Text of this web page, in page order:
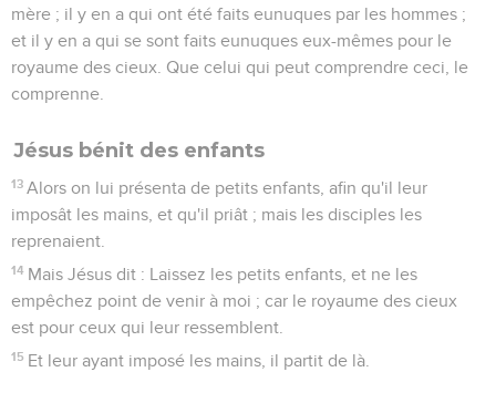
mère ; il y en a qui ont été faits eunuques par les hommes ;
et il y en a qui se sont faits eunuques eux-mêmes pour le
royaume des cieux. Que celui qui peut comprendre ceci, le
comprenne.
Jésus bénit des enfants
13 Alors on lui présenta de petits enfants, afin qu'il leur
imposât les mains, et qu'il priât ; mais les disciples les
reprenaient.
14 Mais Jésus dit : Laissez les petits enfants, et ne les
empêchez point de venir à moi ; car le royaume des cieux
est pour ceux qui leur ressemblent.
15 Et leur ayant imposé les mains, il partit de là.